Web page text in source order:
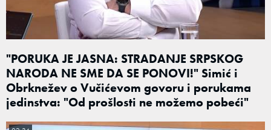
"PORUKA JE JASNA: STRADANJE SRPSKOG
NARODA NE SME DA SE PONOVI!" Simić i
Obrknežev o Vučićevom govoru i porukama
jedinstva: "Od prošlosti ne možemo pobeći"